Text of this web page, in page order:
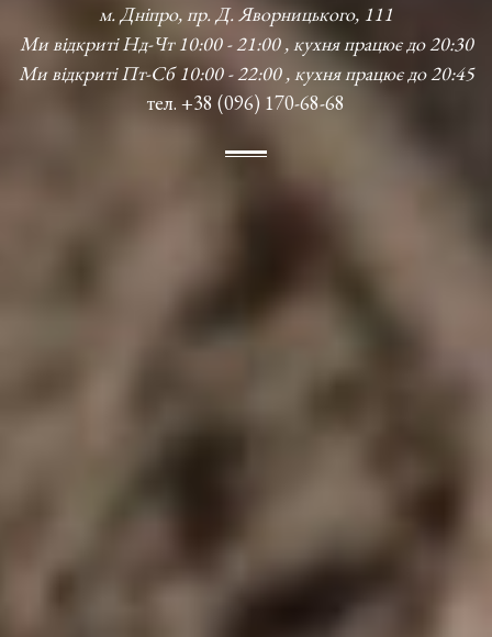
м. Дніпро, пр. Д. Яворницького, 111
Ми відкриті Нд-Чт 10:00 - 21:00 , кухня працює до 20:30
Ми відкриті Пт-Сб 10:00 - 22:00 , кухня працює до 20:45
тел. +38 (096) 170-68-68